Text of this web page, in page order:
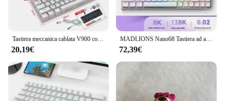
20,19€
MADLIONS Nano68 Tastiera ad asse magnetico Nano68TTC Heavenly King Axis regolabile RT0.01 Tastiera da gioco Esports
72,39€